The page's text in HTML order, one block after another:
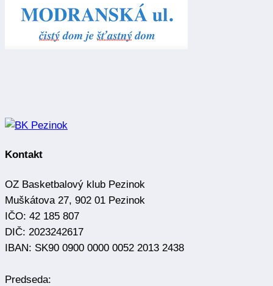
Kontakt
OZ Basketbalový klub Pezinok
Muškátova 27, 902 01 Pezinok
IČO: 42 185 807
DIČ: 2023242617
IBAN: SK90 0900 0000 0052 2013 2438
Predseda: